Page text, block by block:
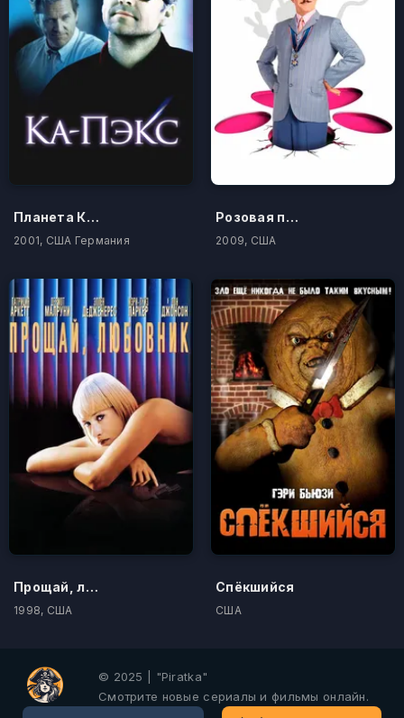
Планета Ка-Пэкс
2001, США Германия
Розовая пантера 2
2009, США
Прощай, любовник
1998, США
Спёкшийся
США
© 2025 | "Piratka"
Смотрите новые сериалы и фильмы онлайн.